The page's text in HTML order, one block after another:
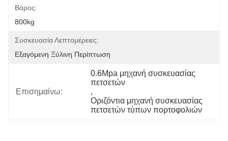
Βάρος:
800kg
Συσκευασία Λεπτομέρειες:
Εξαγόμενη Ξύλινη Περίπτωση
Επισημαίνω:
0.6Mpa μηχανή συσκευασίας
πετσετών
,
Οριζόντια μηχανή συσκευασίας
πετσετών τύπων πορτοφολιών